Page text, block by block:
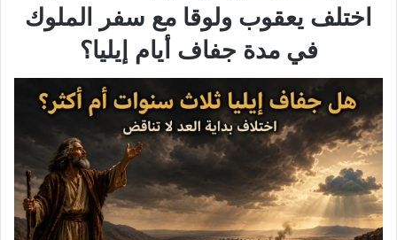
اختلف يعقوب ولوقا مع سفر الملوك
في مدة جفاف أيام إيليا؟